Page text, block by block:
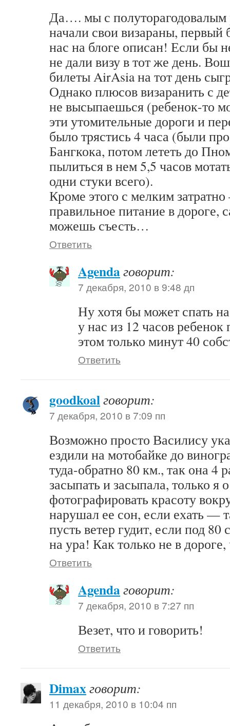
Да…. мы с полуторагодовалым
начали свои визараны,
нас на блоге описан! Если бы
не дали визу в тот же день.
билеты AirAsia на тот день
Однако плюсов визаранить с
не высыпаешься (ребенок-то
эти утомительные дороги и
было трястись 4 часа (были
Бангкока, потом лететь до
пылиться в нем 5,5 часов
одни стуки всего).
Кроме этого с мелким
правильное питание в дороге,
можешь съесть…
Ответить
Agendaговорит:
7 декабря, 2010 в 9:48 дп
Ну хотя бы может спать
у нас из 12 часов
этом только минут 40
Ответить
goodkoalговорит:
7 декабря, 2010 в 7:09 пп
Возможно просто Василису
ездили на мотобайке до
туда-обратно 80 км., так она 4
засыпать и засыпала, только я
фотографировать красоту
нарушал ее сон, если ехать —
пусть ветер гудит, если под 80
на ура! Как только не в
Ответить
Agendaговорит:
7 декабря, 2010 в 7:27 пп
Везет, что и говорить!
Ответить
Dimaxговорит:
11 декабря, 2010 в 10:04 пп